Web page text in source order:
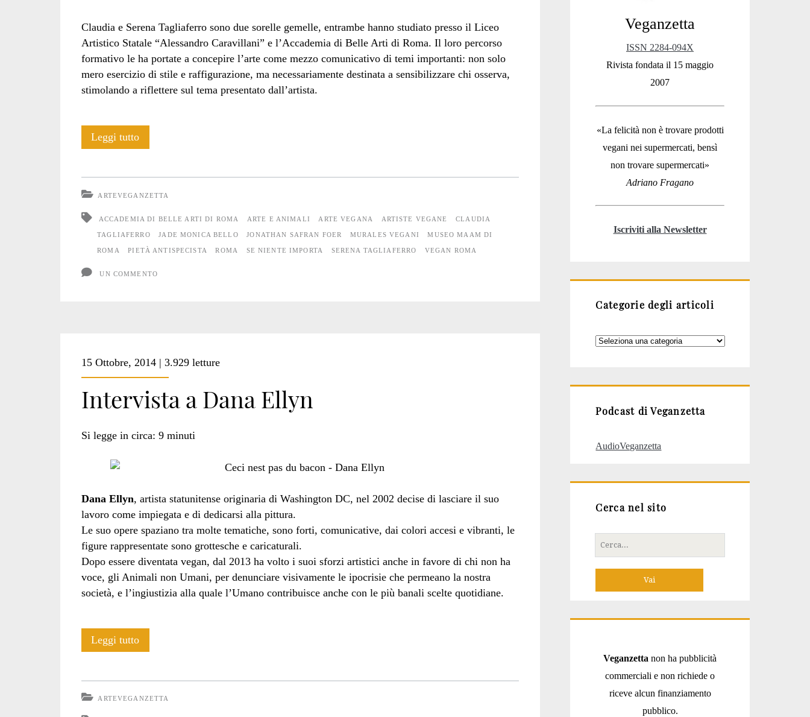
Foer</span>
Claudia e Serena Tagliaferro sono due sorelle gemelle, entrambe hanno studiato presso il Liceo
Artistico Statale “Alessandro Caravillani” e l’Accademia di Belle Arti di Roma. Il loro percorso
formativo le ha portate a concepire l’arte come mezzo comunicativo di temi importanti: non solo
mero esercizio di stile e raffigurazione, ma necessariamente destinata a sensibilizzare chi osserva,
stimolando a riflettere sul tema presentato dall’artista.
Leggi tuttoPietà
ARTEVEGANZETTA
ACCADEMIA DI BELLE ARTI DI ROMA ARTE E ANIMALI ARTE VEGANA ARTISTE VEGANE CLAUDIA
TAGLIAFERRO JADE MONICA BELLO JONATHAN SAFRAN FOER MURALES VEGANI MUSEO MAAM DI
ROMA PIETÀ ANTISPECISTA ROMA SE NIENTE IMPORTA SERENA TAGLIAFERRO VEGAN ROMA
UN COMMENTO
15 Ottobre, 2014 | 3.929 letture
Intervista a Dana Ellyn
Si legge in circa: 9 minuti
Dana Ellyn, artista statunitense originaria di Washington DC, nel 2002 decise di lasciare il suo
lavoro come impiegata e di dedicarsi alla pittura.
Le suo opere spaziano tra molte tematiche, sono forti, comunicative, dai colori accesi e vibranti, le
figure rappresentate sono grottesche e caricaturali.
Dopo essere diventata vegan, dal 2013 ha volto i suoi sforzi artistici anche in favore di chi non ha
voce, gli Animali non Umani, per denunciare visivamente le ipocrisie che permeano la nostra
società, e l’ingiustizia alla quale l’Umano contribuisce anche con le più banali scelte quotidiane.
Leggi tuttoIntervista
ARTEVEGANZETTA
Veganzetta
ISSN 2284-094X
Rivista fondata il 15 maggio
2007
«La felicità non è trovare prodotti
vegani nei supermercati, bensì
non trovare supermercati»
Adriano Fragano
Iscriviti alla Newsletter
Categorie degli articoli
Categorie
Podcast di Veganzetta
AudioVeganzetta
Cerca nel sito
Cerca
per:
Veganzetta non ha pubblicità
commerciali e non richiede o
riceve alcun finanziamento
pubblico.